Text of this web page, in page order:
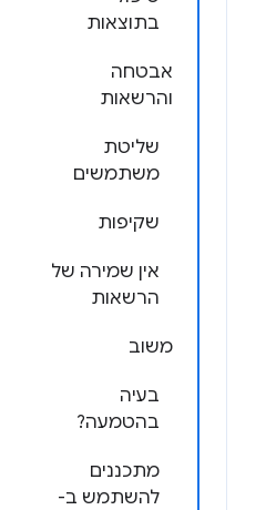
בתוצאות
אבטחה
והרשאות
שליטת
משתמשים
שקיפות
אין שמירה של
הרשאות
משוב
בעיה
בהטמעה?
מתכננים
להשתמש ב-